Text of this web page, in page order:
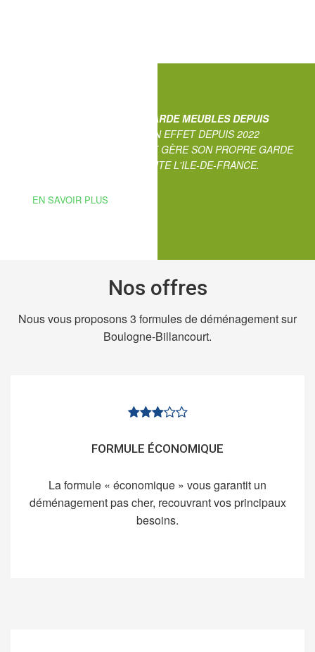
GARDE MEUBLES DEPUIS
. EN EFFET DEPUIS 2022
TRANSLIDER DEMENAGEMENT GÈRE SON PROPRE GARDE
MEUBLE DISPONIBLE SUR TOUTE L'ILE-DE-FRANCE.
EN SAVOIR PLUS
Nos offres
Nous vous proposons 3 formules de déménagement sur
Boulogne-Billancourt.
FORMULE ÉCONOMIQUE
La formule « économique » vous garantit un
déménagement pas cher, recouvrant vos principaux
besoins.